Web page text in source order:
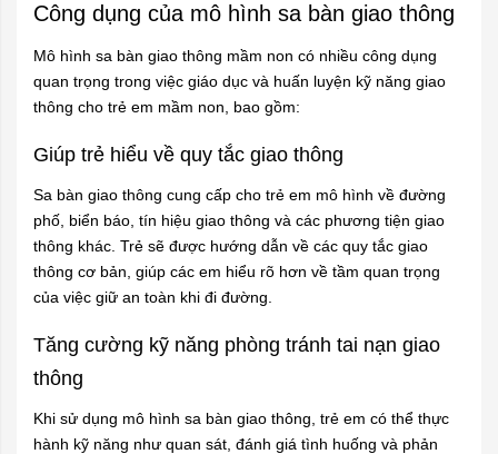
Công dụng của mô hình sa bàn giao thông
Mô hình sa bàn giao thông mầm non có nhiều công dụng
quan trọng trong việc giáo dục và huấn luyện kỹ năng giao
thông cho trẻ em mầm non, bao gồm:
Giúp trẻ hiểu về quy tắc giao thông
Sa bàn giao thông cung cấp cho trẻ em mô hình về đường
phố, biển báo, tín hiệu giao thông và các phương tiện giao
thông khác. Trẻ sẽ được hướng dẫn về các quy tắc giao
thông cơ bản, giúp các em hiểu rõ hơn về tầm quan trọng
của việc giữ an toàn khi đi đường.
Tăng cường kỹ năng phòng tránh tai nạn giao
thông
Khi sử dụng mô hình sa bàn giao thông, trẻ em có thể thực
hành kỹ năng như quan sát, đánh giá tình huống và phản